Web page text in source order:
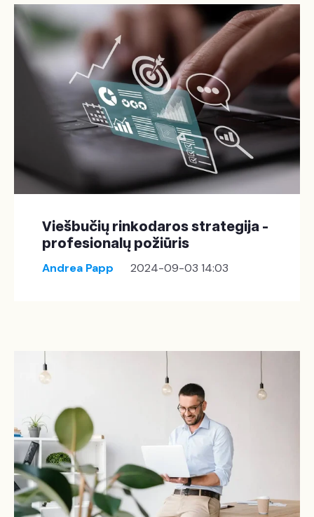
Viešbučių rinkodaros strategija -
profesionalų požiūris
Andrea Papp 2024-09-03 14:03